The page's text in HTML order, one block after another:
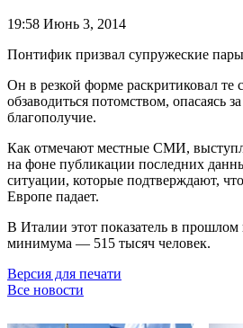
19:58 Июнь 3, 2014
Понтифик призвал супружеские
Он в резкой форме раскритиковал те
обзаводиться потомством, опасаясь
благополучие.
Как отмечают местные СМИ,
на фоне публикации последних
ситуации, которые подтверждают,
Европе падает.
В Италии этот показатель в прошлом
минимума — 515 тысяч человек.
Версия для печати
Все новости